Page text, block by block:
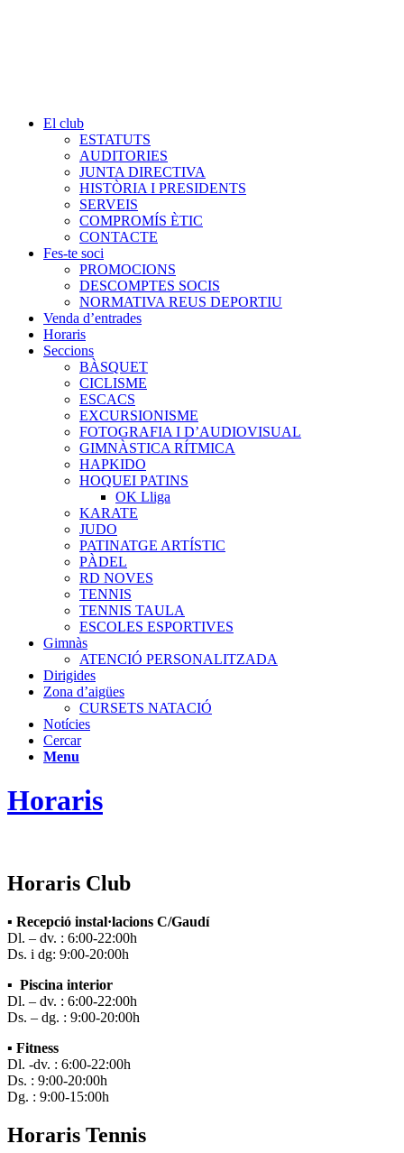
El club
ESTATUTS
AUDITORIES
JUNTA DIRECTIVA
HISTÒRIA I PRESIDENTS
SERVEIS
COMPROMÍS ÈTIC
CONTACTE
Fes-te soci
PROMOCIONS
DESCOMPTES SOCIS
NORMATIVA REUS DEPORTIU
Venda d’entrades
Horaris
Seccions
BÀSQUET
CICLISME
ESCACS
EXCURSIONISME
FOTOGRAFIA I D’AUDIOVISUAL
GIMNÀSTICA RÍTMICA
HAPKIDO
HOQUEI PATINS
OK Lliga
KARATE
JUDO
PATINATGE ARTÍSTIC
PÀDEL
RD NOVES
TENNIS
TENNIS TAULA
ESCOLES ESPORTIVES
Gimnàs
ATENCIÓ PERSONALITZADA
Dirigides
Zona d’aigües
CURSETS NATACIÓ
Notícies
Cercar
Menu
Horaris
Horaris Club
▪ Recepció instal·lacions C/Gaudí
Dl. – dv. : 6:00-22:00h
Ds. i dg: 9:00-20:00h
▪ Piscina interior
Dl. – dv. : 6:00-22:00h
Ds. – dg. : 9:00-20:00h
▪ Fitness
Dl. -dv. : 6:00-22:00h
Ds. : 9:00-20:00h
Dg. : 9:00-15:00h
Horaris Tennis